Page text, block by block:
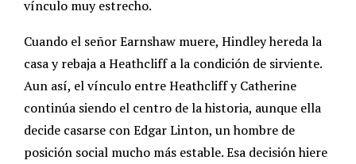
vínculo muy estrecho.
Cuando el señor Earnshaw muere, Hindley hereda la
casa y rebaja a Heathcliff a la condición de sirviente.
Aun así, el vínculo entre Heathcliff y Catherine
continúa siendo el centro de la historia, aunque ella
decide casarse con Edgar Linton, un hombre de
posición social mucho más estable. Esa decisión hiere